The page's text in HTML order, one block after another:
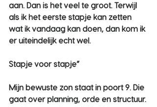
aan. Dan is het veel te groot. Terwijl
als ik het eerste stapje kan zetten
wat ik vandaag kan doen, dan kom ik
er uiteindelijk echt wel.
Stapje voor stapje”
Mijn bewuste zon staat in poort 9. Die
gaat over planning, orde en structuur.